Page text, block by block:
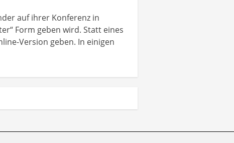
auf ihrer Konferenz in
Form geben wird. Statt eines
Version geben. In einigen